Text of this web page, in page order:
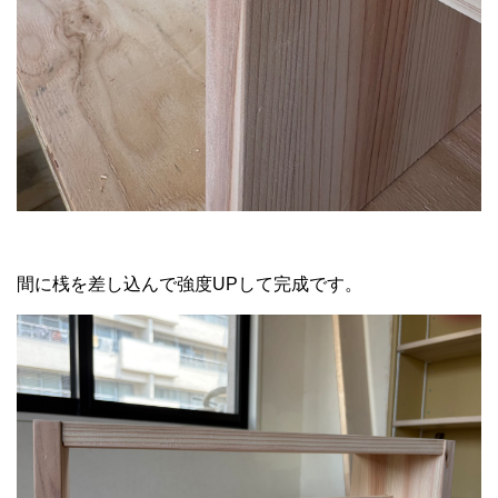
間に桟を差し込んで強度UPして完成です。